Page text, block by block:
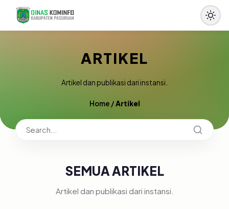
ARTIKEL
Artikel dan publikasi dari instansi.
Home /Artikel
SEMUA ARTIKEL
Artikel dan publikasi dari instansi.